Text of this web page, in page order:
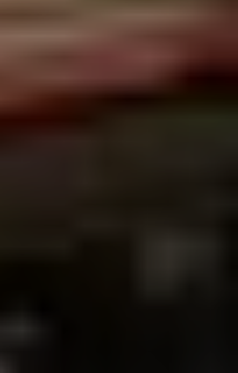
and special offers.